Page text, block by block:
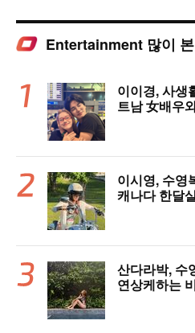
Entertainment 많이
이이경, 사생
트남 女배우
이시영, 수영
캐나다 한달
산다라박, 수
연상케하는